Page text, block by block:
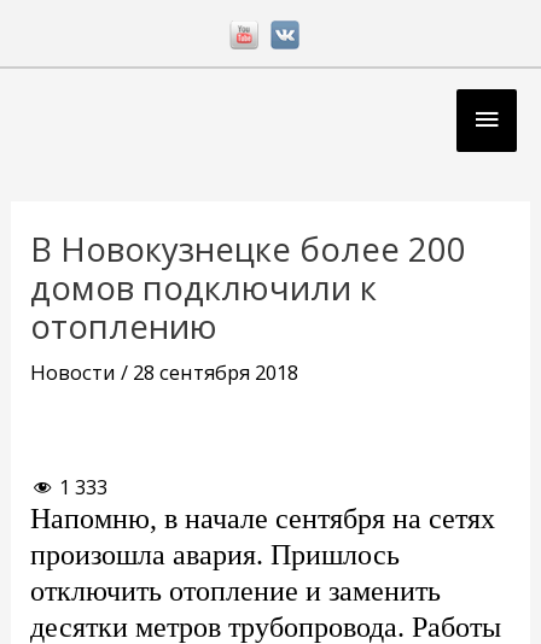
В Новокузнецке более 200
домов подключили к
отоплению
Новости / 28 сентября 2018
1 333
Напомню, в начале сентября на сетях
произошла авария. Пришлось
отключить отопление и заменить
десятки метров трубопровода. Работы
записям